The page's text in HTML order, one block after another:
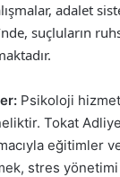
adalet
suçluların
Psikoloji
Tokat
eğitimler
stres yönetimi